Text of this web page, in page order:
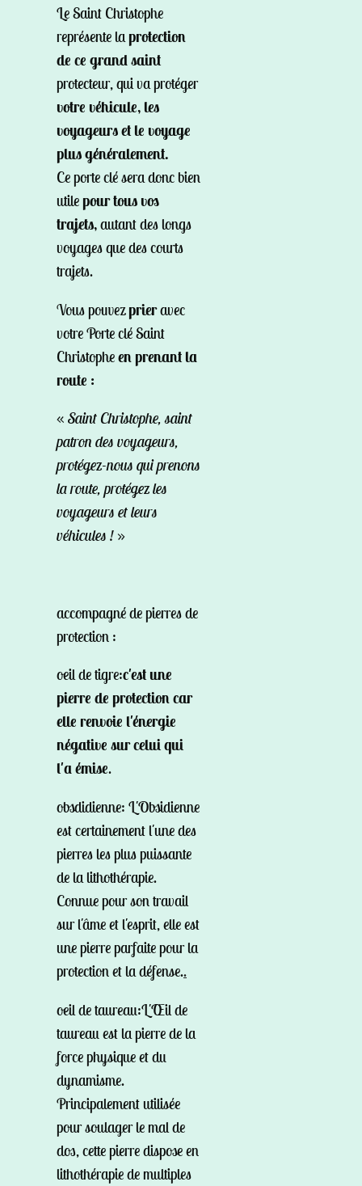
Le Saint Christophe
représente laprotection
de ce grand saint
protecteur, qui va protéger
votre véhicule, les
voyageurs et le voyage
plus généralement.
Ce porte clé sera donc bien
utilepour tous vos
trajets,autant des longs
voyages que des courts
trajets.
Vous pouvezprieravec
votre Porte clé Saint
Christopheen prenant la
route :
« Saint Christophe, saint
patron des voyageurs,
protégez-nous qui prenons
la route, protégez les
voyageurs et leurs
véhicules ! »
accompagné de pierres de
protection :
oeil de tigre:c'est une
pierre de protection car
elle renvoie l'énergie
négative sur celui qui
l'a émise.
obsdidienne: L'Obsidienne
est certainement l'une des
pierres les plus puissante
de la lithothérapie.
Connue pour son travail
sur l'âme et l'esprit, elle est
une pierre parfaite pour la
protection et la défense..
oeil de taureau:L'Œil de
taureau est la pierre de la
force physique et du
dynamisme.
Principalement utilisée
pour soulager le mal de
dos, cette pierre dispose en
lithothérapie de multiples